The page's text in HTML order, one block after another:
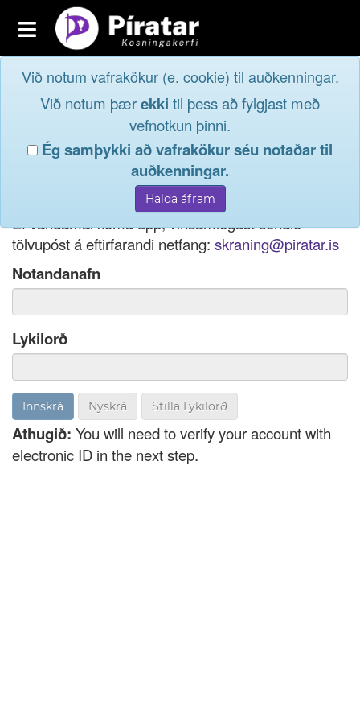
Toggle
navigation
Aðildarfélög
Innskrá
Við notum vafrakökur (e. cookie) til auðkenningar.
Við notum þærekki til þess að fylgjast með
vefnotkun þinni.
Ég samþykki að vafrakökur séu notaðar til
auðkenningar.
Innskráog taktu þátt í
lýðræðinu...
Ef þú hefur gleymt notendanafni þínu, þá má einnig
nota netfang eða kennitölu til innskráningar.
Ef vandamál koma upp, vinsamlegast sendið
tölvupóst á eftirfarandi netfang: skraning@piratar.is
Notandanafn
Lykilorð
Nýskrá Stilla Lykilorð
Athugið: You will need to verify your account with
electronic ID in the next step.